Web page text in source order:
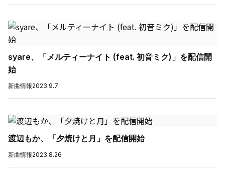
syare、「メルティーナイト (feat. 初音ミク)」を配信開
始
新曲情報2023.9.7
渡辺もか、「夕焼けと月」を配信開始
新曲情報2023.8.26